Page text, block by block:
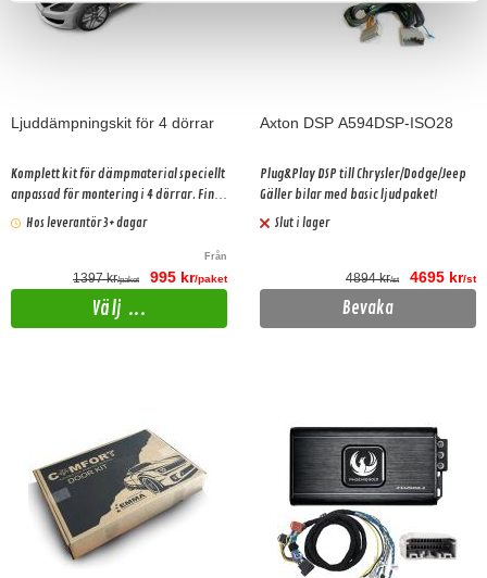
Ljuddämpningskit för 4 dörrar
Komplett kit för dämpmaterial speciellt
anpassad för montering i 4 dörrar. Finns
i 2 olika prisklasser.
Hos leverantör 3+ dagar
Från
1397 kr/paket 995 kr/paket
Välj ...
Axton DSP A594DSP-ISO28
Plug&Play DSP till Chrysler/Dodge/Jeep
Gäller bilar med basic ljudpaket!
Slut i lager
4894 kr/st 4695 kr/st
Bevaka